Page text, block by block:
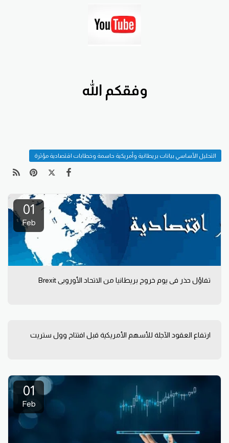
وفقكم الله
التحليل الأساسي بيانات بريطانية وأمريكية حاسمة وخطابات اقتصادية مؤثرة
01
Feb
تفاؤل حذر في يوم خروج بريطانيا من الاتحاد الأوروبي Brexit
ارتفاع العقود الآجلة للأسهم الأمريكية قبل افتتاح وول ستريت
01
Feb